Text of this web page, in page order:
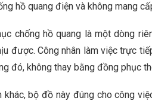
hồ quang điện và không mang
chống hồ quang là một dòng
được. Công nhân làm việc trực
đó, không thay bằng đồng phục
khác, bộ đồ này đúng cho công